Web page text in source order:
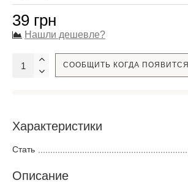
39 грн
Нашли дешевле?
СООБЩИТЬ КОГДА ПОЯВИТСЯ
Характеристики
Стать
Описание